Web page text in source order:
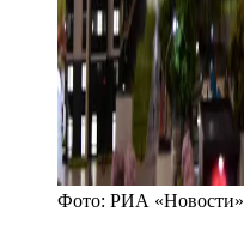
Фото: РИА «Новости»